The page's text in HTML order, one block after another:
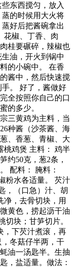
东西搅匀，放入
蒸的时候用大火将
好后把酱碗拿出
花椒、丁香、肉
桂要碾碎，辣椒也
油，开火到锅中
的小碗中。 在香
酱中，然后快速搅
。 好了，酱做好
全按照你自己的口
的多少。
三黄鸡为主料，当
种酱（沙茶酱、海
、香葱、青椒、大
桃鸡煲 主料： 鸡半
约50克，葱2条，
配料： 腌料：
粉水各适量。 芡汁
，（口急）汁、胡
净，去骨切块，用
黄色，捞起沥干油
切块；甘笋切片。
，下芡汁煮滚，再
冬菇仔半两，干
油一汤匙半。生抽
，盐适量。做法：